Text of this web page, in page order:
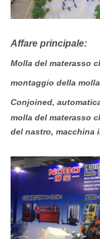
Affare principale:
Molla del materasso
montaggio della
Conjoined,
molla del materasso
del nastro, macchina